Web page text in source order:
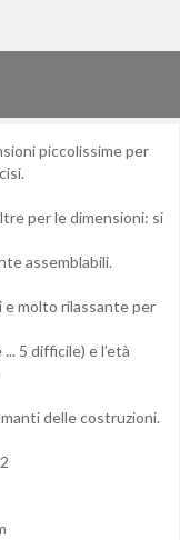
piccolissime per
per le dimensioni: si
assemblabili.
molto rilassante per
5 difficile) e l’età
delle costruzioni.